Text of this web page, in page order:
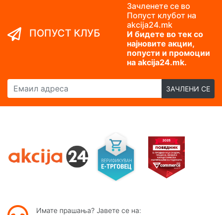
ПОПУСТ КЛУБ
Зачленете се во
Попуст клубот на
akcija24.mk
И бидете во тек со
најновите акции,
попусти и промоции
на akcija24.mk.
Емаил адреса
ЗАЧЛЕНИ СЕ
Имате прашања? Јавете се на: